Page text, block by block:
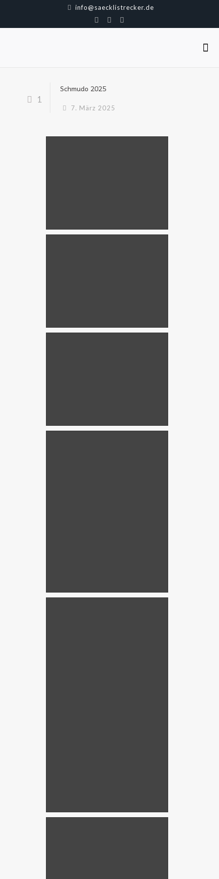
info@saecklistrecker.de
1
Schmudo 2025
7. März 2025